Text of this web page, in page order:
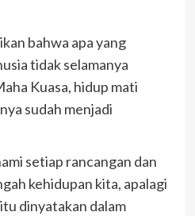
bahwa apa yang
tidak selamanya
Kuasa, hidup mati
sudah menjadi
setiap rancangan dan
kehidupan kita, apalagi
dinyatakan dalam